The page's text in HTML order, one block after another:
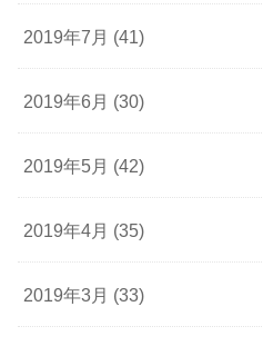
2019年7月 (41)
2019年6月 (30)
2019年5月 (42)
2019年4月 (35)
2019年3月 (33)